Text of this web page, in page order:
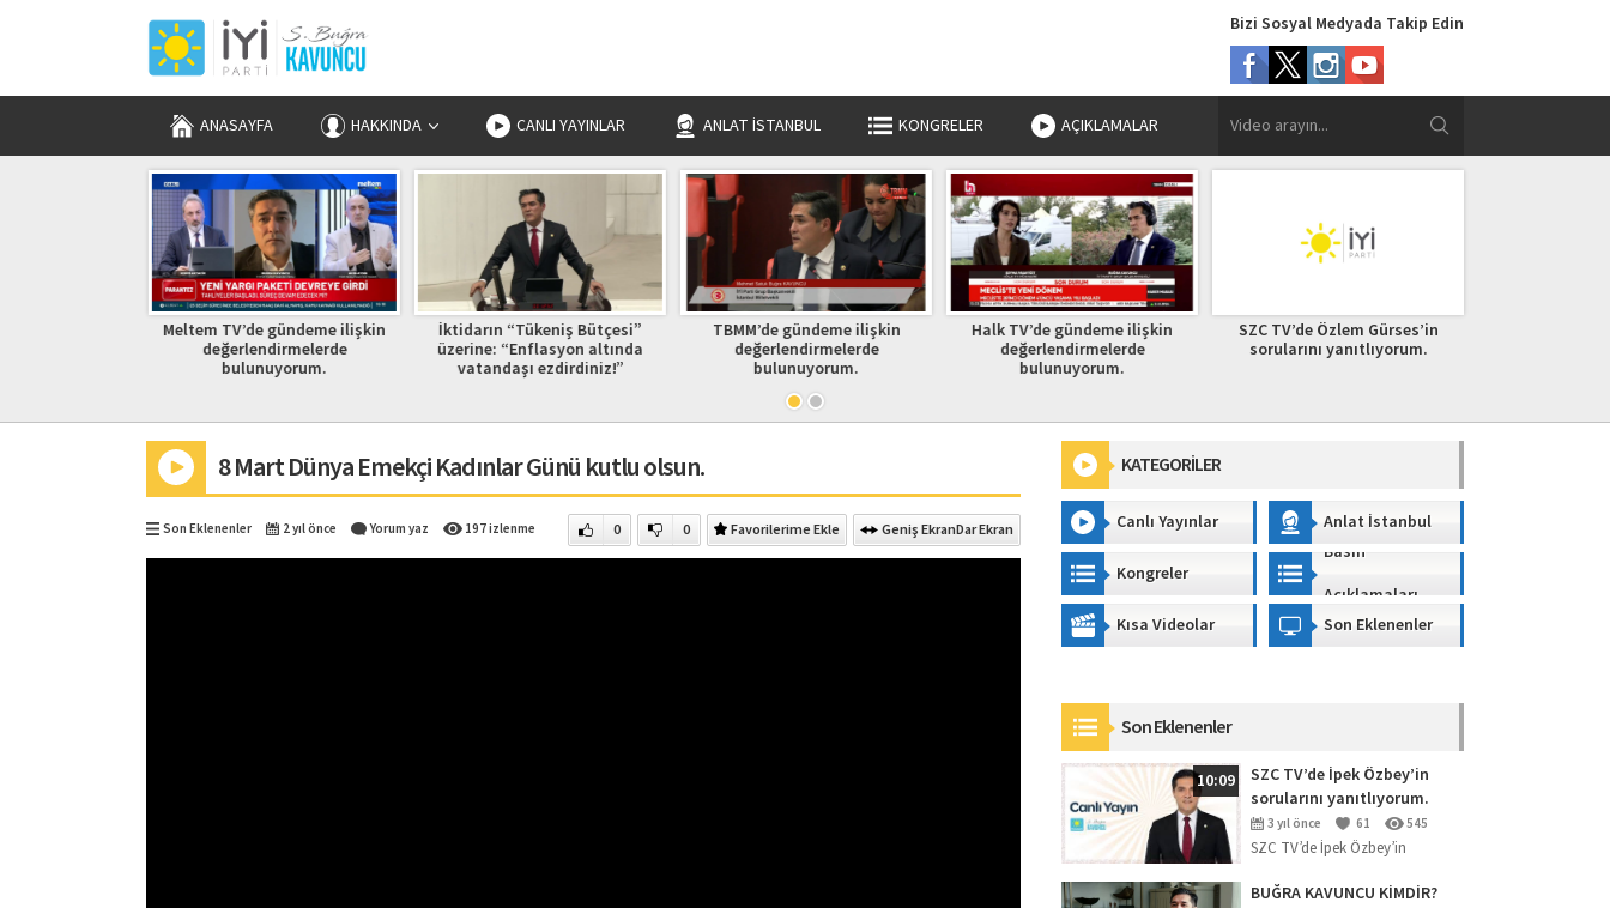
Bizi Sosyal Medyada Takip Edin
ANASAYFA HAKKINDA CANLI YAYINLAR ANLAT İSTANBUL KONGRELER AÇIKLAMALAR
Meltem TV’de gündeme ilişkin
değerlendirmelerde
bulunuyorum.
İktidarın “Tükeniş Bütçesi”
üzerine: “Enflasyon altında
vatandaşı ezdirdiniz!”
TBMM’de gündeme ilişkin
değerlendirmelerde
bulunuyorum.
Halk TV’de gündeme ilişkin
değerlendirmelerde
bulunuyorum.
SZC TV’de Özlem Gürses’in
sorularını yanıtlıyorum.
8 Mart Dünya Emekçi Kadınlar Günü kutlu olsun.
Son Eklenenler 2 yıl önce Yorum yaz 197 izlenme 0 0 Favorilerime Ekle Geniş EkranDar Ekran
KATEGORİLER
Canlı Yayınlar Anlat İstanbul
Kongreler
Basın
Açıklamaları
Kısa Videolar
Son Eklenenler
Son Eklenenler
10:09
SZC TV’de İpek Özbey’in
sorularını yanıtlıyorum.
3 yıl önce 61 545
SZC TV’de İpek Özbey’in
BUĞRA KAVUNCU KİMDİR?